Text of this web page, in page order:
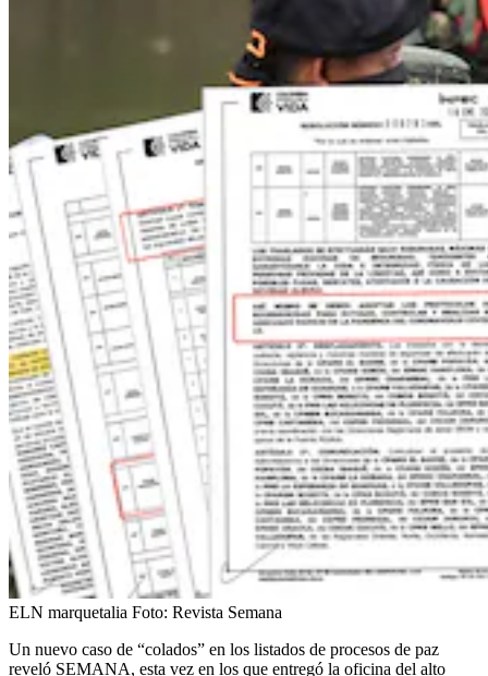
ELN marquetalia Foto: Revista Semana
Un nuevo caso de “colados” en los listados de procesos de paz
reveló SEMANA, esta vez en los que entregó la oficina del alto